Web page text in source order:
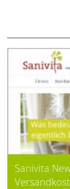
Sanivita